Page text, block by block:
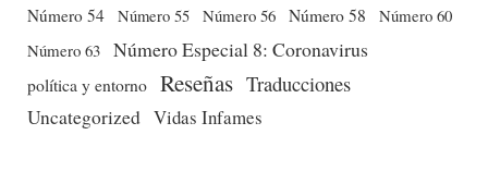
Número 54 Número 55 Número 56 Número 58
Número 60
Número 63 Número Especial 8: Coronavirus
política y entorno Reseñas Traducciones
Uncategorized Vidas Infames